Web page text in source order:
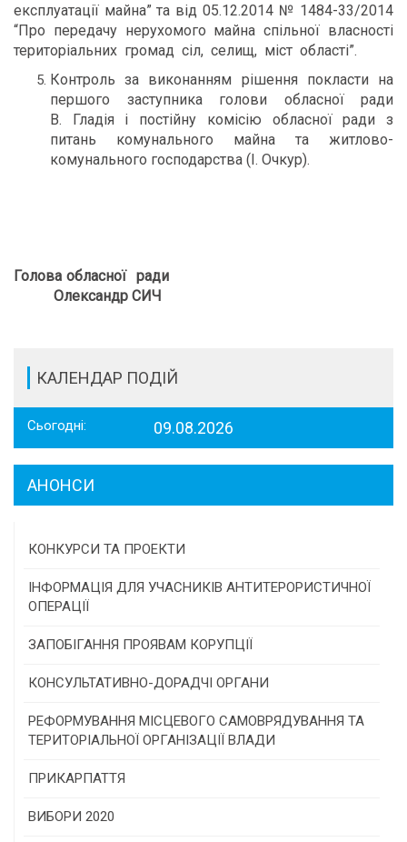
експлуатації майна” та від 05.12.2014 № 1484-33/2014
“Про передачу нерухомого майна спільної власності
територіальних громад сіл, селищ, міст області”.
Контроль за виконанням рішення покласти на
першого заступника голови обласної ради
В. Гладія і постійну комісію обласної ради з
питань комунального майна та житлово-
комунального господарства (І. Очкур).
Голова обласної ради
Олександр СИЧ
КАЛЕНДАР ПОДІЙ
Сьогодні: 09.08.2026
АНОНСИ
КОНКУРСИ ТА ПРОЕКТИ
Конкурс проектів та програм місцевого
самоврядування
Конкурс інститутів громадянського суспільства
Програми/конкурси МТД
ІНФОРМАЦІЯ ДЛЯ УЧАСНИКІВ АНТИТЕРОРИСТИЧНОЇ
ОПЕРАЦІЇ
ЗАПОБІГАННЯ ПРОЯВАМ КОРУПЦІЇ
КОНСУЛЬТАТИВНО-ДОРАДЧІ ОРГАНИ
Консультативна рада
РЕФОРМУВАННЯ МІСЦЕВОГО САМОВРЯДУВАННЯ ТА
ТЕРИТОРІАЛЬНОЇ ОРГАНІЗАЦІЇ ВЛАДИ
ПРИКАРПАТТЯ
Історична довідка
ВИБОРИ 2020